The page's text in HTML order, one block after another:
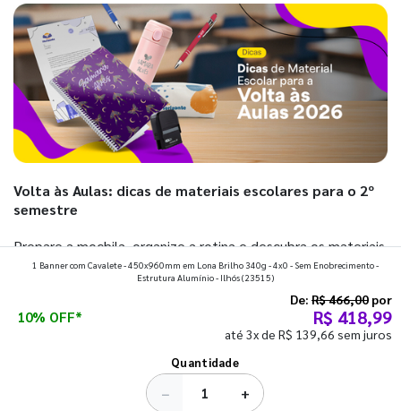
Volta às Aulas: dicas de materiais escolares para o 2º
semestre
Prepare a mochila, organize a rotina e descubra os materiais
que fazem toda diferença para começar o segundo
1 Banner com Cavalete - 450x960mm em Lona Brilho 340g - 4x0 - Sem Enobrecimento -
Estrutura Alumínio - Ilhós(23515)
10% OFF*
De: R$ 466,00 por
R$ 418,99
até 3x de R$ 139,66 sem juros
Quantidade
− +